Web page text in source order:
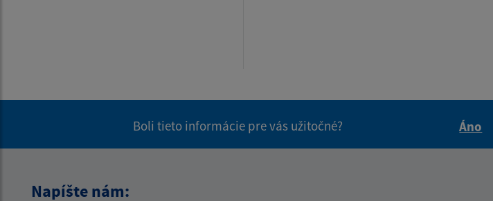
Boli tieto informácie pre vás užitočné?
Áno
Napíšte nám: